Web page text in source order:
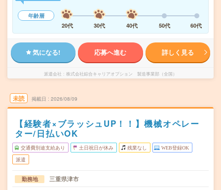
年齢層
20代
30代 40代 50代 60代
気になる! 応募へ進む 詳しく見る
派遣会社 株式会社綜合キャリアオプション 製造事業部（全国）
未読 掲載日 2026/08/09
【経験者×ブラッシュUP！！】機械オペレー
ター/日払いOK
交通費別途支給あり 土日祝日が休み 残業なし WEB登録OK
派遣
勤務地 三重県津市